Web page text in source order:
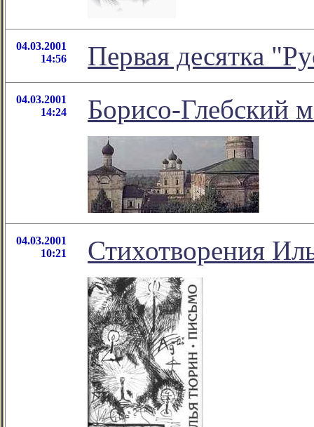
04.03.2001
14:56
Первая десятка
04.03.2001
14:24
Борисо-Глебский
04.03.2001
10:21
Стихотворения